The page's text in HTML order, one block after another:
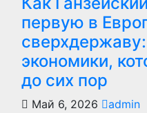
первую в
экономики,
до сих пор
Май 6, 2026 admin